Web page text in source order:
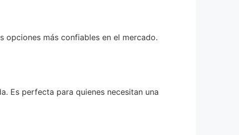
opciones más confiables en el mercado.
Es perfecta para quienes necesitan una